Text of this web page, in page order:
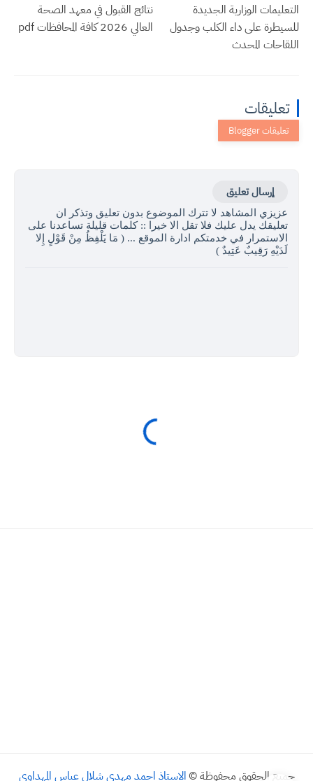
التعليمات الوزارية الجديدة
للسيطرة على داء الكلب وجدول
اللقاحات المحدث
نتائج القبول في معهد الصحة
العالي 2026 كافة المحافظات pdf
تعليقات
إرسال تعليق
عزيزي المشاهد لا تترك الموضوع بدون تعليق وتذكر ان
تعليقك يدل عليك فلا تقل الا خيرا :: كلمات قليلة تساعدنا على
الاستمرار في خدمتكم ادارة الموقع ... ( مَا يَلْفِظُ مِنْ قَوْلٍ إِلا
لَدَيْهِ رَقِيبٌ عَتِيدٌ )
جميع الحقوق محفوظة © الاستاذ احمد مهدي شلال عباس المهداوي